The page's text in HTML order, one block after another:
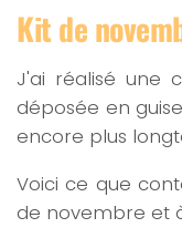
Kit de
J'ai réalisé une
déposée en
encore plus
Voici ce que
de novembre et